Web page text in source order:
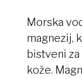
Morska
magnezij,
bistveni
kože.